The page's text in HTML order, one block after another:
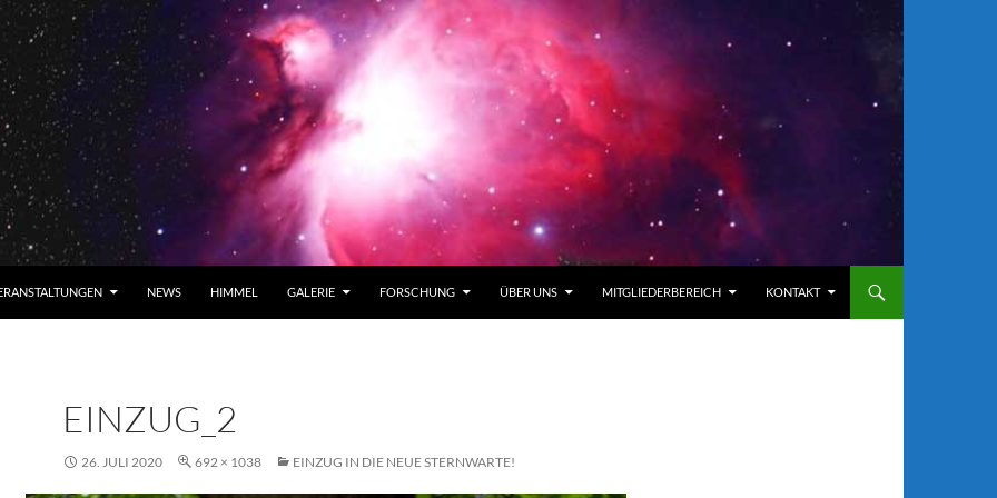
NEWS HIMMEL GALERIE FORSCHUNG ÜBER UNS MITGLIEDERBEREICH KONTAKT
EINZUG_2
26. JULI 2020 692 × 1038 EINZUG IN DIE NEUE STERNWARTE!